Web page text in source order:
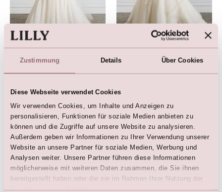
Zustimmung Details Über Cookies
Diese Webseite verwendet Cookies
Wir verwenden Cookies, um Inhalte und Anzeigen zu
personalisieren, Funktionen für soziale Medien anbieten zu
können und die Zugriffe auf unsere Website zu analysieren.
Außerdem geben wir Informationen zu Ihrer Verwendung unserer
Website an unsere Partner für soziale Medien, Werbung und
Analysen weiter. Unsere Partner führen diese Informationen
möglicherweise mit weiteren Daten zusammen, die Sie ihnen
bereitgestellt haben oder die sie im Rahmen Ihrer Nutzung der
Dienste gesammelt haben.
1.749,00
Brautkleid
LILLY Brautkleid mit Spitzen-